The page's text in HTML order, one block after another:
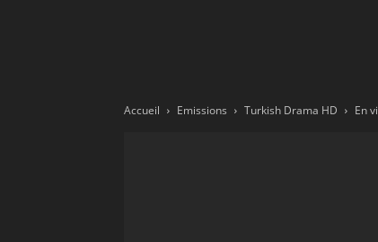
Accueil Emissions Turkish Drama HD